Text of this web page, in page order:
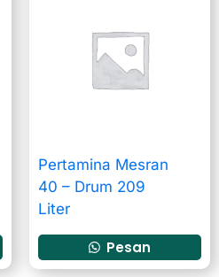
Pertamina Mesran
40 – Drum 209
Liter
Pesan